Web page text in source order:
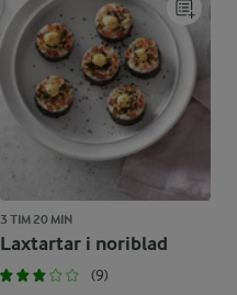
3 TIM 20 MIN
Laxtartar i noriblad
(9)